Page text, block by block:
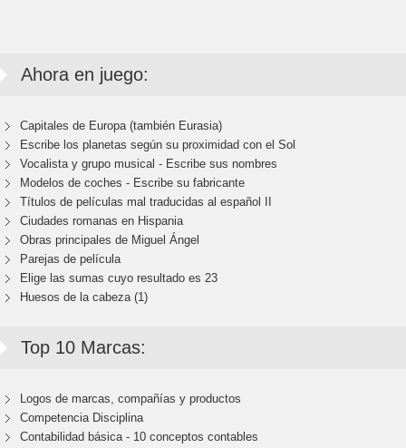
Ahora en juego:
Capitales de Europa (también Eurasia)
Escribe los planetas según su proximidad con el Sol
Vocalista y grupo musical - Escribe sus nombres
Modelos de coches - Escribe su fabricante
Títulos de películas mal traducidas al español II
Ciudades romanas en Hispania
Obras principales de Miguel Ángel
Parejas de película
Elige las sumas cuyo resultado es 23
Huesos de la cabeza (1)
Top 10 Marcas:
Logos de marcas, compañías y productos
Competencia Disciplina
Contabilidad básica - 10 conceptos contables